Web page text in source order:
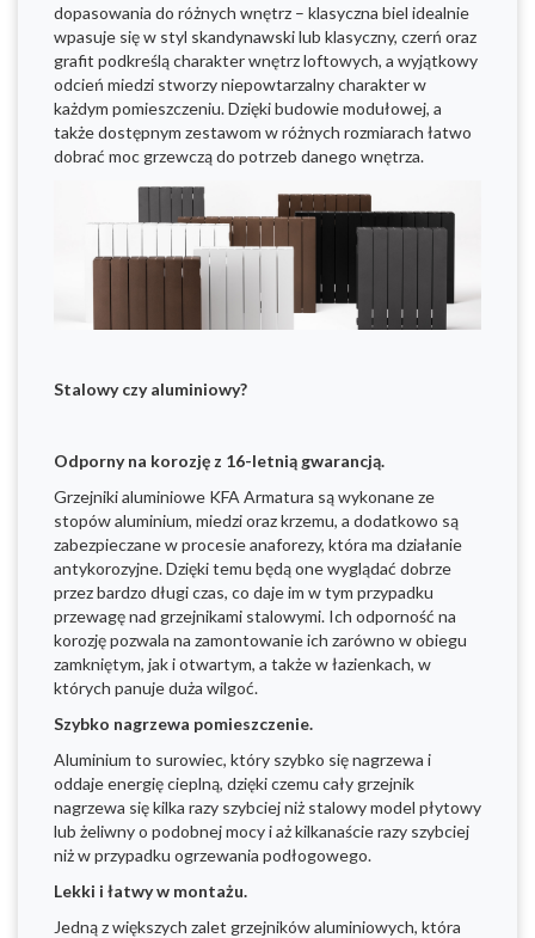
dopasowania do różnych wnętrz – klasyczna biel idealnie
wpasuje się w styl skandynawski lub klasyczny, czerń oraz
grafit podkreślą charakter wnętrz loftowych, a wyjątkowy
odcień miedzi stworzy niepowtarzalny charakter w
każdym pomieszczeniu. Dzięki budowie modułowej, a
także dostępnym zestawom w różnych rozmiarach łatwo
dobrać moc grzewczą do potrzeb danego wnętrza.
Stalowy czy aluminiowy?
Odporny na korozję z 16-letnią gwarancją.
Grzejniki aluminiowe KFA Armatura są wykonane ze
stopów aluminium, miedzi oraz krzemu, a dodatkowo są
zabezpieczane w procesie anaforezy, która ma działanie
antykorozyjne. Dzięki temu będą one wyglądać dobrze
przez bardzo długi czas, co daje im w tym przypadku
przewagę nad grzejnikami stalowymi. Ich odporność na
korozję pozwala na zamontowanie ich zarówno w obiegu
zamkniętym, jak i otwartym, a także w łazienkach, w
których panuje duża wilgoć.
Szybko nagrzewa pomieszczenie.
Aluminium to surowiec, który szybko się nagrzewa i
oddaje energię cieplną, dzięki czemu cały grzejnik
nagrzewa się kilka razy szybciej niż stalowy model płytowy
lub żeliwny o podobnej mocy i aż kilkanaście razy szybciej
niż w przypadku ogrzewania podłogowego.
Lekki i łatwy w montażu.
Jedną z większych zalet grzejników aluminiowych, która